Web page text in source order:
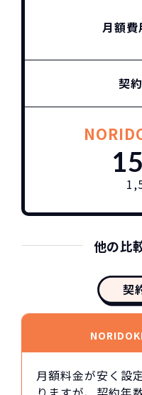
月額費
契
他の比
契
月額料金が安く設